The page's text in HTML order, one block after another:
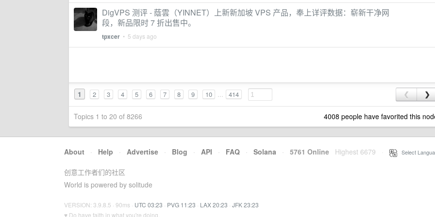
DigVPS 测评 - 蔭雲（YINNET）上新新加坡 VPS 产品，奉上详评数据：崭新干净网
段，新品限时 7 折出售中。
tpxcer • 5 days ago
1 2 3 4 5 6 7 8 9 10 ... 414 ❮ ❯
Topics 1 to 20 of 8266 4008 people have favorited this
About · Help · Advertise · Blog · API · FAQ · Solana · 5761 Online Highest 6679 Select
创意工作者们的社区
World is powered by solitude
VERSION: 3.9.8.5 · 90ms · UTC 03:23 · PVG 11:23 · LAX 20:23 · JFK 23:23
♥ Do have faith in what you're doing.